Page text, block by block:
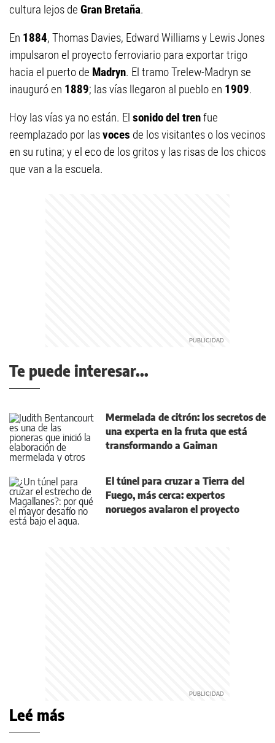
cultura lejos de Gran Bretaña.
En 1884, Thomas Davies, Edward Williams y Lewis Jones
impulsaron el proyecto ferroviario para exportar trigo
hacia el puerto de Madryn. El tramo Trelew-Madryn se
inauguró en 1889; las vías llegaron al pueblo en 1909.
Hoy las vías ya no están. El sonido del trenfue
reemplazado por lasvoces de los visitantes o los vecinos
en su rutina; y el eco de los gritos y las risas de los chicos
que van a la escuela.
Te puede interesar...
Mermelada de citrón: los secretos de
una experta en la fruta que está
transformando a Gaiman
El túnel para cruzar a Tierra del
Fuego, más cerca: expertos
noruegos avalaron el proyecto
Leé más